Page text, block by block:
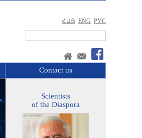
ՀԱՅ ENG РУС
Contact us
Scientists
of the Diaspora